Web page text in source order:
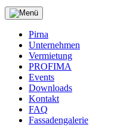
Pirna
Unternehmen
Vermietung
PROFIMA
Events
Downloads
Kontakt
FAQ
Fassadengalerie